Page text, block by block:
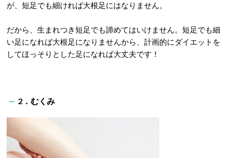
が、短足でも細ければ大根足にはなりません。
だから、生まれつき短足でも諦めてはいけません。短足でも細
い足になれば大根足になりませんから、計画的にダイエットを
してほっそりとした足になれば大丈夫です！
2．むくみ